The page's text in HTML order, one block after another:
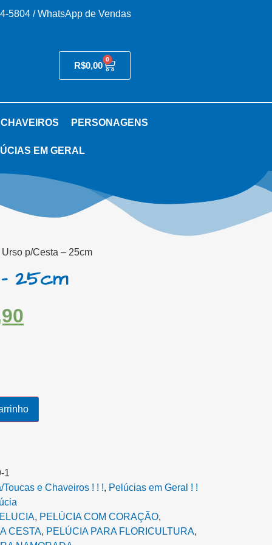
5804 / WhatsApp de Vendas
R$0,00
0
PERSONAGENS
EM GERAL
Urso p/Cesta – 25cm
25cm
1
e Chaveiros ! ! !, Pelúcias em Geral ! !
, PELÚCIA COM CORAÇÃO,
CESTA‎, PELÚCIA PARA FLORICULTURA,